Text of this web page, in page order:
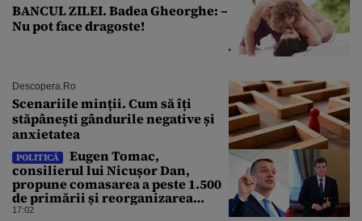
BANCUL ZILEI. Badea Gheorghe: –
Nu pot face dragoste!
Descopera.ro
Scenariile minții. Cum să îți
stăpânești gândurile negative și
anxietatea
POLITICĂ
Eugen Tomac,
consilierul lui Nicușor Dan,
propune comasarea a peste 1.500
de primării și reorganizarea
administrativă a județelor
17:02